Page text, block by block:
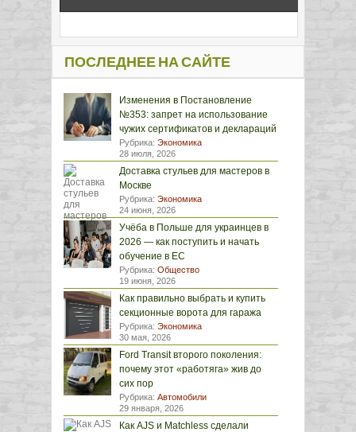
ПОСЛЕДНЕЕ НА САЙТЕ
Изменения в Постановление
№353: запрет на использование
чужих сертификатов и деклараций
Рубрика: Экономика
28 июля, 2026
Доставка стульев для мастеров в
Москве
Рубрика: Экономика
24 июня, 2026
Учёба в Польше для украинцев в
2026 — как поступить и начать
обучение в ЕС
Рубрика: Общество
19 июня, 2026
Как правильно выбрать и купить
секционные ворота для гаража
Рубрика: Экономика
30 мая, 2026
Ford Transit второго поколения:
почему этот «работяга» жив до
сих пор
Рубрика: Автомобили
29 января, 2026
Как AJS и Matchless сделали